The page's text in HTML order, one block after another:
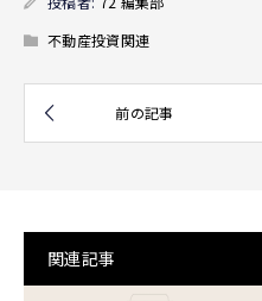
不動産投資関連
関連記事